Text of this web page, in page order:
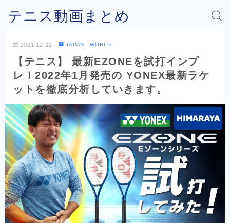
テニス動画まとめ
2021.12.22 JAPAN WORLD
【テニス】 最新EZONEを試打インプ
レ！2022年1月発売の YONEX最新ラケ
ットを徹底分析していきます。